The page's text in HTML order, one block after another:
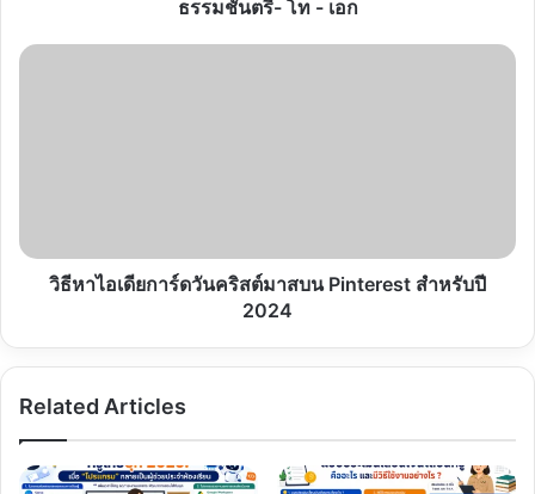
ตรี-
ธรรมชั้นตรี- โท - เอก
วิธี
Pinterest
สำหรับวิธีหาไอเดียการ์ดวันคริสต์มาสบน Pinterest สำหรับปี
2024
Related Articles